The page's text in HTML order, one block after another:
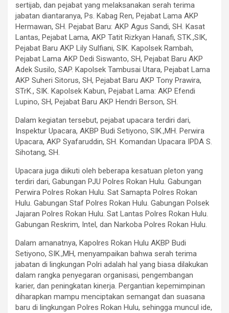
sertijab, dan pejabat yang melaksanakan serah terima
jabatan diantaranya, Ps. Kabag Ren, Pejabat Lama AKP
Hermawan, SH. Pejabat Baru: AKP Agus Sandi, SH. Kasat
Lantas, Pejabat Lama, AKP Tatit Rizkyan Hanafi, STK.,SIK,
Pejabat Baru AKP Lily Sulfiani, SIK. Kapolsek Rambah,
Pejabat Lama AKP Dedi Siswanto, SH, Pejabat Baru AKP
Adek Susilo, SAP. Kapolsek Tambusai Utara, Pejabat Lama
AKP Suheri Sitorus, SH, Pejabat Baru AKP Tony Prawira,
STrK., SIK. Kapolsek Kabun, Pejabat Lama: AKP Efendi
Lupino, SH, Pejabat Baru AKP Hendri Berson, SH.
Dalam kegiatan tersebut, pejabat upacara terdiri dari,
Inspektur Upacara, AKBP Budi Setiyono, SIK.,MH. Perwira
Upacara, AKP Syafaruddin, SH. Komandan Upacara IPDA S.
Sihotang, SH.
Upacara juga diikuti oleh beberapa kesatuan pleton yang
terdiri dari, Gabungan PJU Polres Rokan Hulu. Gabungan
Perwira Polres Rokan Hulu. Sat Samapta Polres Rokan
Hulu. Gabungan Staf Polres Rokan Hulu. Gabungan Polsek
Jajaran Polres Rokan Hulu. Sat Lantas Polres Rokan Hulu.
Gabungan Reskrim, Intel, dan Narkoba Polres Rokan Hulu.
Dalam amanatnya, Kapolres Rokan Hulu AKBP Budi
Setiyono, SIK.,MH, menyampaikan bahwa serah terima
jabatan di lingkungan Polri adalah hal yang biasa dilakukan
dalam rangka penyegaran organisasi, pengembangan
karier, dan peningkatan kinerja. Pergantian kepemimpinan
diharapkan mampu menciptakan semangat dan suasana
baru di lingkungan Polres Rokan Hulu, sehingga muncul ide,